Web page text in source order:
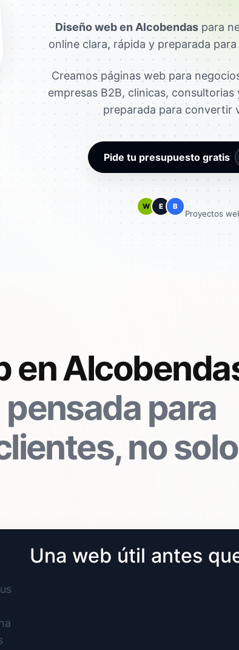
Diseño web en Alcobendaspara
online clara, rápida y preparada
Creamos páginas web para
empresas B2B, clinicas,
preparada para convertir
Pide tu presupuesto gratis
W E B
Proyectos
en
para
no solo
Una web útil antes